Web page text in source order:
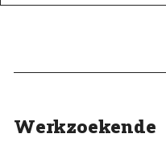
Werkzoekende